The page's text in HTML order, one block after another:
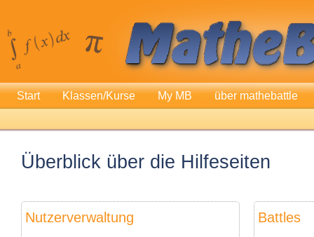
Start Klassen/Kurse My MB über mathebattle
Überblick über die Hilfeseiten
Nutzerverwaltung Battles